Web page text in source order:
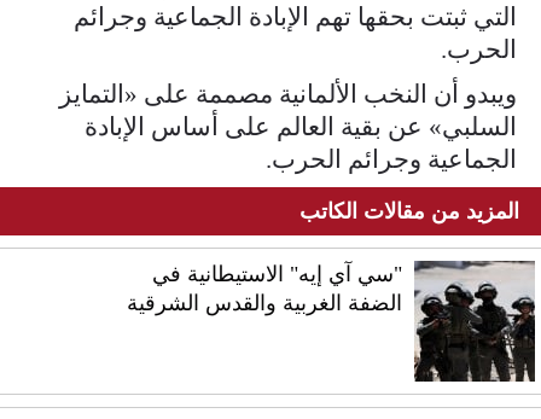
التي ثبتت بحقها تهم الإبادة الجماعية وجرائم
الحرب.
ويبدو أن النخب الألمانية مصممة على «التمايز
السلبي» عن بقية العالم على أساس الإبادة
الجماعية وجرائم الحرب.
المزيد من مقالات الكاتب
"سي آي إيه" الاستيطانية في
الضفة الغربية والقدس الشرقية